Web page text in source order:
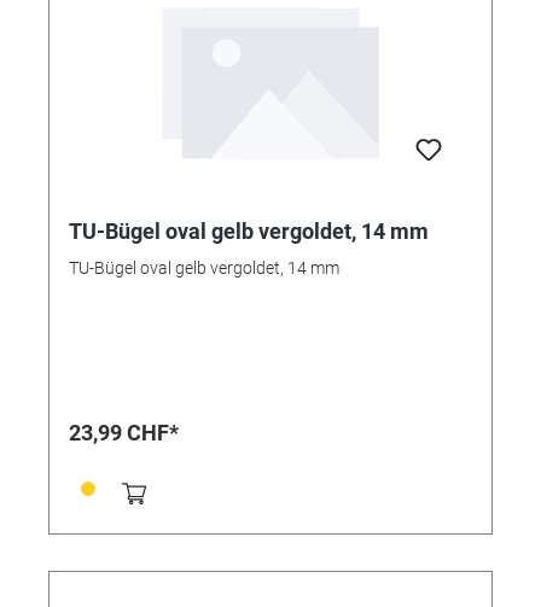
TU-Bügel oval gelb vergoldet, 14 mm
TU-Bügel oval gelb vergoldet, 14 mm
23,99 CHF*